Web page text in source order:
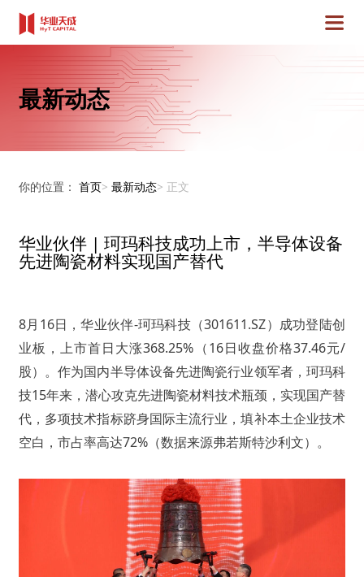
最新动态
你的位置： 首页> 最新动态> 正文
华业伙伴 | 珂玛科技成功上市，半导体设备
先进陶瓷材料实现国产替代
8月16日，华业伙伴-珂玛科技（301611.SZ）成功登陆创
业板，上市首日大涨368.25%（16日收盘价格37.46元/
股）。作为国内半导体设备先进陶瓷行业领军者，珂玛科
技15年来，潜心攻克先进陶瓷材料技术瓶颈，实现国产替
代，多项技术指标跻身国际主流行业，填补本土企业技术
空白，市占率高达72%（数据来源弗若斯特沙利文）。